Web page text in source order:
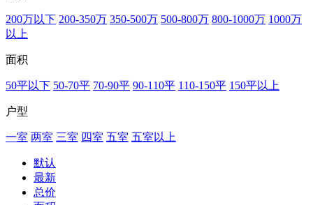
200万以下 200-350万 350-500万 500-800万 800-1000万 1000万
以上
面积
50平以下 50-70平 70-90平 90-110平 110-150平 150平以上
户型
一室 两室 三室 四室 五室 五室以上
默认
最新
总价